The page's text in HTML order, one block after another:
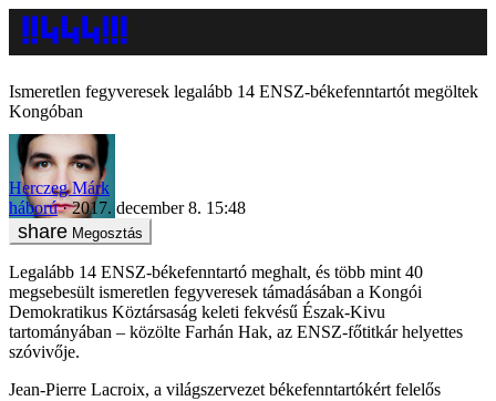
Ismeretlen fegyveresek legalább 14 ENSZ-békefenntartót megöltek
Kongóban
Herczeg Márk
háború
2017. december 8. 15:48
Megosztás
Legalább 14 ENSZ-békefenntartó meghalt, és több mint 40
megsebesült ismeretlen fegyveresek támadásában a Kongói
Demokratikus Köztársaság keleti fekvésű Észak-Kivu
tartományában – közölte Farhán Hak, az ENSZ-főtitkár helyettes
szóvivője.
Jean-Pierre Lacroix, a világszervezet békefenntartókért felelős